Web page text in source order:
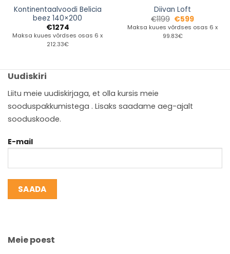
Kontinentaalvoodi Belicia
beez 140×200
€1274
Maksa kuues võrdses osas 6 x
212.33€
Diivan Loft
€1199 €599
Maksa kuues võrdses osas 6 x
99.83€
Uudiskiri
Liitu meie uudiskirjaga, et olla kursis meie
sooduspakkumistega . Lisaks saadame aeg-ajalt
sooduskoode.
E-mail
Meie poest